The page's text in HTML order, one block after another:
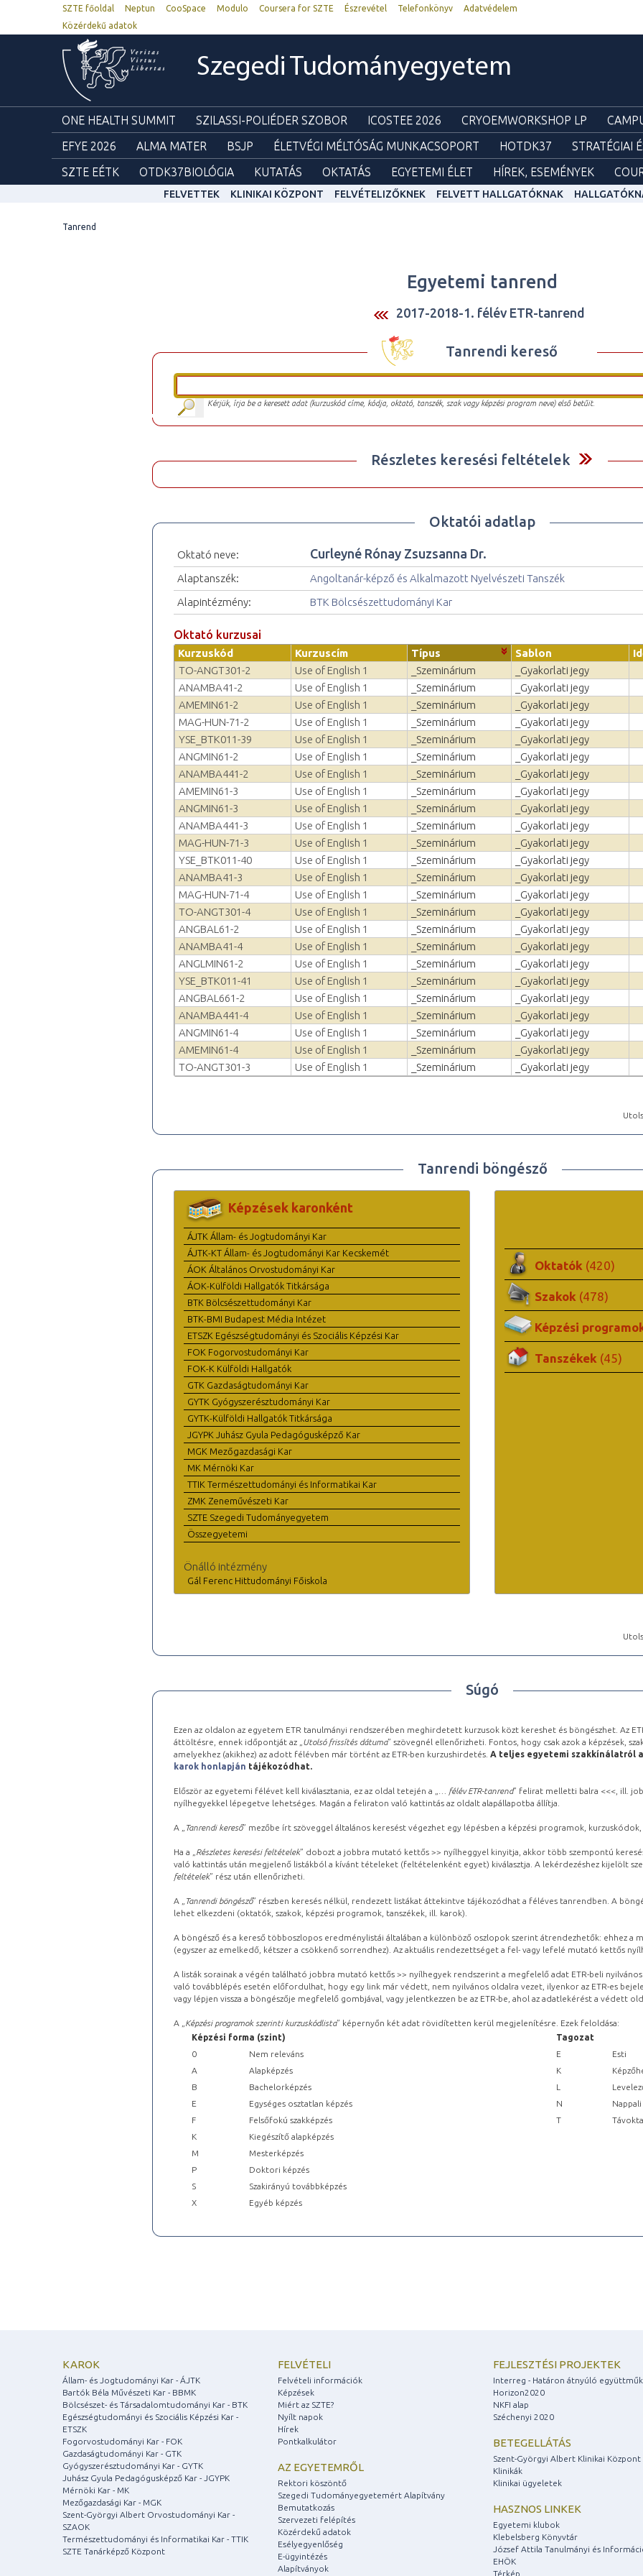
SZTE főoldal Neptun CooSpace Modulo Coursera for SZTE Észrevétel Telefonkönyv
Adatvédelem
Közérdekű adatok
Szegedi Tudományegyetem
ONE HEALTH SUMMIT SZILASSI-POLIÉDER SZOBOR ICOSTEE 2026 CRYOEMWORKSHOP LP
EFYE 2026
ALMA MATER BSJP ÉLETVÉGI MÉLTÓSÁG MUNKACSOPORT HOTDK37 STRATÉGIAI
SZTE EÉTK
OTDK37BIOLÓGIA KUTATÁS OKTATÁS EGYETEMI ÉLET HÍREK, ESEMÉNYEK
FELVETTEK KLINIKAI KÖZPONT FELVÉTELIZŐKNEK FELVETT HALLGATÓKNAK
Tanrend
Egyetemi tanrend
2017-2018-1. félév ETR-tanrend
Tanrendi kereső
Kérjük, írja be a keresett adat (kurzuskód címe, kódja, oktató, tanszék, szak vagy képzési program neve) első betűit.
Részletes keresési feltételek
Oktatói adatlap
Oktató neve: Curleyné Rónay Zsuzsanna Dr.
Alaptanszék:
Angoltanár-képző és Alkalmazott Nyelvészeti Tanszék
Alapintézmény:
BTK Bölcsészettudományi Kar
Oktató kurzusai
Kurzuskód Kurzuscím Típus Sablon
TO-ANGT301-2
Use of English 1 _Szeminárium
_Gyakorlati jegy
ANAMBA41-2
Use of English 1 _Szeminárium
_Gyakorlati jegy
AMEMIN61-2
Use of English 1 _Szeminárium
_Gyakorlati jegy
MAG-HUN-71-2
Use of English 1 _Szeminárium
_Gyakorlati jegy
YSE_BTK011-39
Use of English 1 _Szeminárium
_Gyakorlati jegy
ANGMIN61-2
Use of English 1 _Szeminárium
_Gyakorlati jegy
ANAMBA441-2
Use of English 1 _Szeminárium
_Gyakorlati jegy
AMEMIN61-3
Use of English 1 _Szeminárium
_Gyakorlati jegy
ANGMIN61-3
Use of English 1 _Szeminárium
_Gyakorlati jegy
ANAMBA441-3
Use of English 1 _Szeminárium
_Gyakorlati jegy
MAG-HUN-71-3
Use of English 1 _Szeminárium
_Gyakorlati jegy
YSE_BTK011-40
Use of English 1 _Szeminárium
_Gyakorlati jegy
ANAMBA41-3
Use of English 1 _Szeminárium
_Gyakorlati jegy
MAG-HUN-71-4
Use of English 1 _Szeminárium
_Gyakorlati jegy
TO-ANGT301-4
Use of English 1 _Szeminárium
_Gyakorlati jegy
ANGBAL61-2
Use of English 1 _Szeminárium
_Gyakorlati jegy
ANAMBA41-4
Use of English 1 _Szeminárium
_Gyakorlati jegy
ANGLMIN61-2
Use of English 1 _Szeminárium
_Gyakorlati jegy
YSE_BTK011-41
Use of English 1 _Szeminárium
_Gyakorlati jegy
ANGBAL661-2
Use of English 1 _Szeminárium
_Gyakorlati jegy
ANAMBA441-4
Use of English 1 _Szeminárium
_Gyakorlati jegy
ANGMIN61-4
Use of English 1 _Szeminárium
_Gyakorlati jegy
AMEMIN61-4
Use of English 1 _Szeminárium
_Gyakorlati jegy
TO-ANGT301-3
Use of English 1 _Szeminárium _Gyakorlati jegy
Tanrendi böngésző
Képzések karonként
ÁJTK Állam- és Jogtudományi Kar
ÁJTK-KT Állam- és Jogtudományi Kar Kecskemét
ÁOK Általános Orvostudományi Kar
ÁOK-Külföldi Hallgatók Titkársága
BTK Bölcsészettudományi Kar
BTK-BMI Budapest Média Intézet
ETSZK Egészségtudományi és Szociális Képzési Kar
FOK Fogorvostudományi Kar
FOK-K Külföldi Hallgatók
GTK Gazdaságtudományi Kar
GYTK Gyógyszerésztudományi Kar
GYTK-Külföldi Hallgatók Titkársága
JGYPK Juhász Gyula Pedagógusképző Kar
MGK Mezőgazdasági Kar
MK Mérnöki Kar
TTIK Természettudományi és Informatikai Kar
ZMK Zeneművészeti Kar
SZTE Szegedi Tudományegyetem
Összegyetemi
Önálló intézmény
Gál Ferenc Hittudományi Főiskola
Oktatók (420)
Szakok (478)
Képzési
Tanszékek (45)
Súgó
Ezen az oldalon az egyetem ETR tanulmányi rendszerében meghirdetett kurzusok közt kereshet és böngészhet. Az
áttöltésre, ennek időpontját az „ Utolsó frissítés dátuma” szövegnél ellenőrizheti. Fontos, hogy csak azok a képzések,
amelyekhez (akikhez) az adott félévben már történt az ETR-ben kurzushirdetés. A teljes egyetemi szakkínálatról a
karok honlapján tájékozódhat.
Először az egyetemi félévet kell kiválasztania, ez az oldal tetején a „ … félév ETR-tanrend” felirat melletti balra <<<, ill.
nyílhegyekkel lépegetve lehetséges. Magán a feliraton való kattintás az oldalt alapállapotba állítja.
A „ Tanrendi kereső” mezőbe írt szöveggel általános keresést végezhet egy lépésben a képzési programok,
Ha a „ Részletes keresési feltételek” dobozt a jobbra mutató kettős >> nyílheggyel kinyitja, akkor több szempontú
való kattintás után megjelenő listákból a kívánt tételeket (feltételenként egyet) kiválasztja. A lekérdezéshez kijelölt
feltételek” rész után ellenőrizheti.
A „ Tanrendi böngésző” részben keresés nélkül, rendezett listákat áttekintve tájékozódhat a féléves tanrendben. A
lehet elkezdeni (oktatók, szakok, képzési programok, tanszékek, ill. karok).
A böngésző és a kereső többoszlopos eredménylistái általában a különböző oszlopok szerint átrendezhetők: ehhez a
(egyszer az emelkedő, kétszer a csökkenő sorrendhez). Az aktuális rendezettséget a fel- vagy lefelé mutató kettős
A listák sorainak a végén található jobbra mutató kettős >> nyílhegyek rendszerint a megfelelő adat ETR-beli
való továbblépés esetén előfordulhat, hogy egy link már védett, nem nyilvános oldalra vezet, ilyenkor az ETR-es
vagy lépjen vissza a böngészője megfelelő gombjával, vagy jelentkezzen be az ETR-be, ahol az adatlekérést a védett
A „ Képzési programok szerinti kurzuskódlista” képernyőn két adat rövidítetten kerül megjelenítésre. Ezek feloldása:
Képzési forma (szint)
Tagozat
0
Nem releváns E
Esti
A
Alapképzés K
B
Bachelorképzés L
E
Egységes osztatlan képzés N
Nappali
F
Felsőfokú szakképzés T
K
Kiegészítő alapképzés
M
Mesterképzés
P
Doktori képzés
S
Szakirányú továbbképzés
X
Egyéb képzés
KAROK
Állam- és Jogtudományi Kar - ÁJTK
Bartók Béla Művészeti Kar - BBMK
Bölcsészet- és Társadalomtudományi Kar - BTK
Egészségtudományi és Szociális Képzési Kar -
ETSZK
Fogorvostudományi Kar - FOK
Gazdaságtudományi Kar - GTK
Gyógyszerésztudományi Kar - GYTK
Juhász Gyula Pedagógusképző Kar - JGYPK
Mérnöki Kar - MK
Mezőgazdasági Kar - MGK
Szent-Györgyi Albert Orvostudományi Kar -
SZAOK
Természettudományi és Informatikai Kar - TTIK
SZTE Tanárképző Központ
FELVÉTELI
Felvételi információk
Képzések
Miért az SZTE?
Nyílt napok
Hírek
Pontkalkulátor
AZ EGYETEMRŐL
Rektori köszöntő
Szegedi Tudományegyetemért Alapítvány
Bemutatkozás
Szervezeti felépítés
Közérdekű adatok
Esélyegyenlőség
E-ügyintézés
Alapítványok
FEJLESZTÉSI PROJEKTEK
Interreg - Határon átnyúló
Horizon2020
NKFI alap
Széchenyi 2020
BETEGELLÁTÁS
Szent-Györgyi Albert Klinikai Központ
Klinikák
Klinikai ügyeletek
HASZNOS LINKEK
Egyetemi klubok
Klebelsberg Könyvtár
József Attila Tanulmányi és
EHÖK
Térkép